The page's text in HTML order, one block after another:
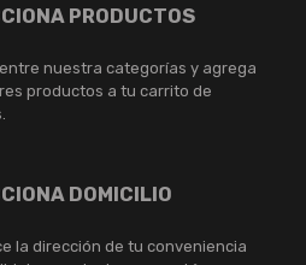
PRODUCTOS
nuestra categorías y agrega
productos a tu carrito de
DOMICILIO
la dirección de tu conveniencia